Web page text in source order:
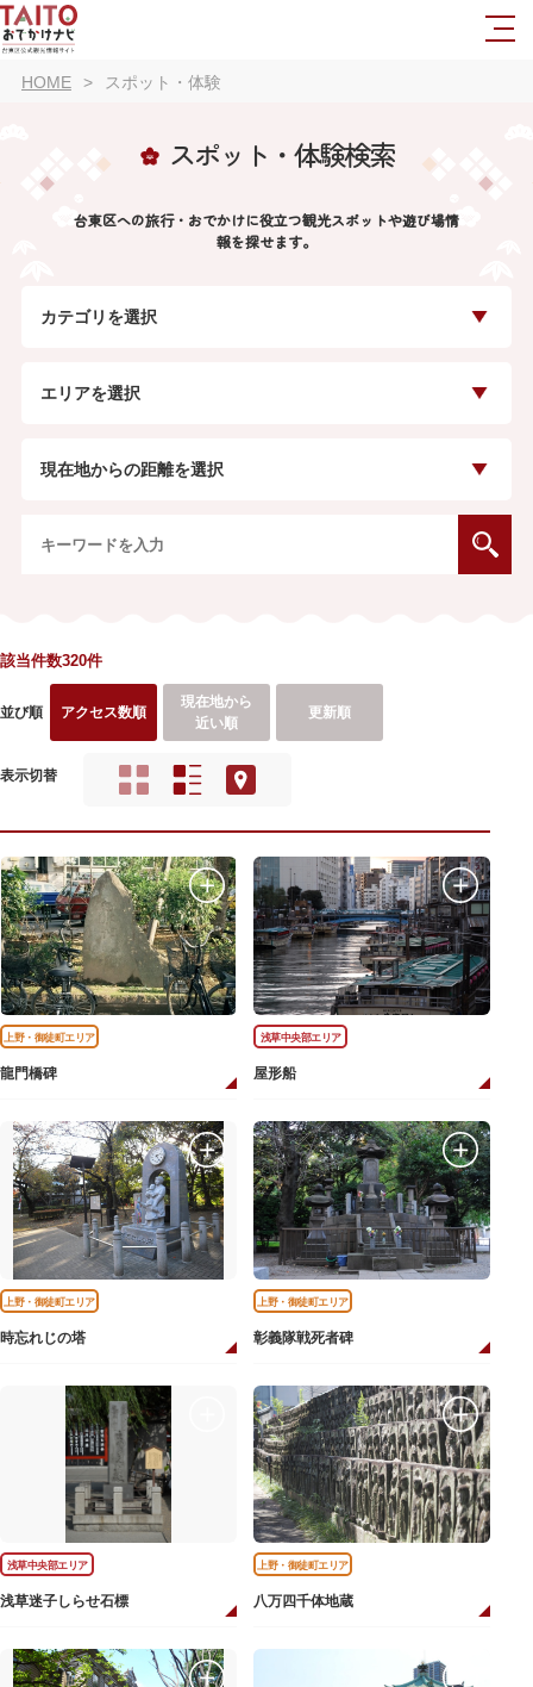
HOME スポット・体験
スポット・体験検索
台東区への旅行・おでかけに役立つ観光スポットや遊び場情
報を探せます。
カテゴリを選択
エリアを選択
現在地からの距離を選択
該当件数320件
並び順 アクセス数順
現在地から
近い順
更新順
表示切替
上野・御徒町エリア
龍門橋碑
浅草中央部エリア
屋形船
上野・御徒町エリア
時忘れじの塔
上野・御徒町エリア
彰義隊戦死者碑
浅草中央部エリア
浅草迷子しらせ石標
上野・御徒町エリア
八万四千体地蔵